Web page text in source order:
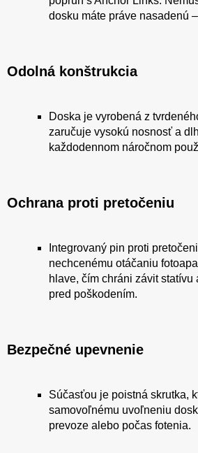
dosku máte práve nasadenú
Odolná konštrukcia
Doska je vyrobená z
zaručuje vysokú nosnosť a
každodennom náročnom
Ochrana proti pretočeniu
Integrovaný pin proti
nechcenému otáčaniu
hlave, čím chráni závit statívu
pred poškodením.
Bezpečné upevnenie
Súčasťou je poistná skrutka,
samovoľnému uvoľneniu
prevoze alebo počas fotenia.